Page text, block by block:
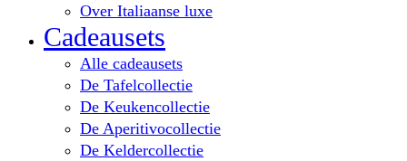
Over Italiaanse luxe
Cadeausets
Alle cadeausets
De Tafelcollectie
De Keukencollectie
De Aperitivocollectie
De Keldercollectie